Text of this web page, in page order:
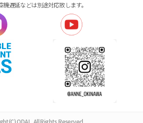
遅延などは別途対応致します。